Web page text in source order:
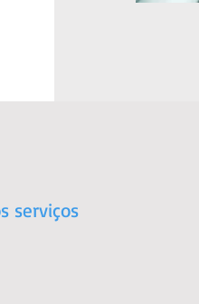
serviços